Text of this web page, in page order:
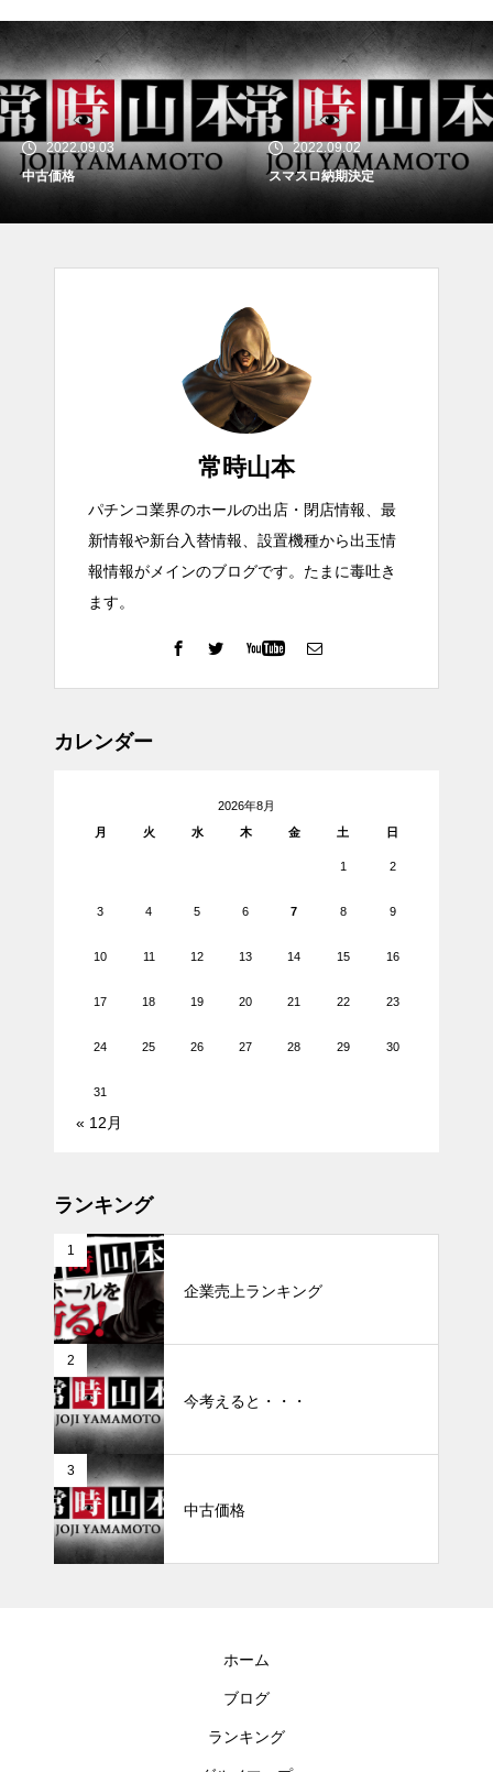
2022.09.03
中古価格
2022.09.02
スマスロ納期決定
常時山本
パチンコ業界のホールの出店・閉店情報、最
新情報や新台入替情報、設置機種から出玉情
報情報がメインのブログです。たまに毒吐き
ます。
カレンダー
2026年8月
月
火 水 木 金 土 日
1 2
3 4 5 6 7 8 9
10 11 12 13 14 15 16
17 18 19 20 21 22 23
24 25 26 27 28 29 30
31
« 12月
ランキング
1
企業売上ランキング
2
今考えると・・・
3
中古価格
ホーム
ブログ
ランキング